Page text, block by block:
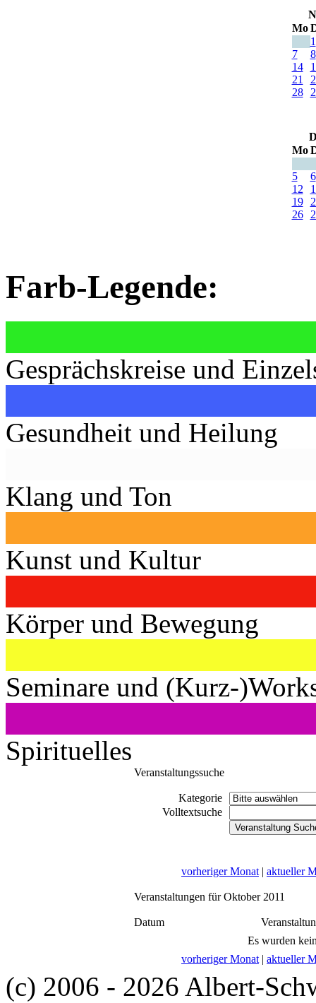
Mo
1
7
8
14
21
28
Mo
5
6
12
19
26
Farb-Legende:
Gesprächskreise und
Gesundheit und Heilung
Klang und Ton
Kunst und Kultur
Körper und Bewegung
Seminare und (Kurz-
Spirituelles
Veranstaltungssuche
Kategorie
Volltextsuche
vorheriger Monat | aktueller
Veranstaltungen für Oktober 2011
Datum
Es wurden
vorheriger Monat | aktueller
(c) 2006 - 2026 Albert-